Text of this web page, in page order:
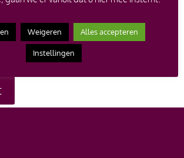
vraag over een bepaald sieraad, of
maken om te komen passen? Neem
me op en ik help je graag verder.
Weigeren Alles accepteren
Instellingen